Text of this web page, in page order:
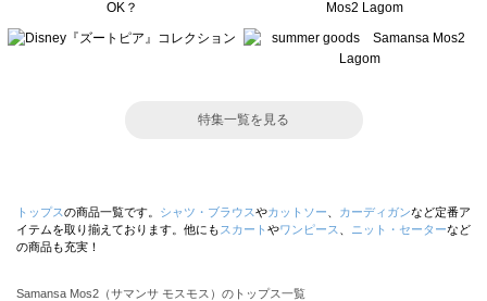
特集一覧を見る
トップスの商品一覧です。 シャツ・ブラウスやカットソー カーディガンなど定番ア
イテムを取り揃えております。他にも スカート やワンピース ニット・セーターなど
の商品も充実！
Samansa Mos2（サマンサ モスモス）のトップス一覧